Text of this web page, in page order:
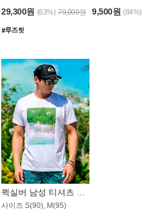
29,300원 (63%) 79,000원 9,500원 (84%)
퀵실버 남성 티셔츠 MST357WQS
사이즈 S(90), M(95)